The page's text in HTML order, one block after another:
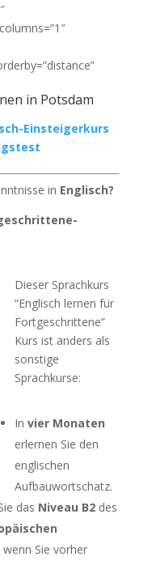
in Potsdam
Einsteigerkurs
in Englisch?
Dieser Sprachkurs
“Englisch lernen für
Fortgeschrittene”
Kurs ist anders als
sonstige
Sprachkurse:
In vier Monaten
erlernen Sie den
englischen
Aufbauwortschatz.
das Niveau B2des
wenn Sie vorher